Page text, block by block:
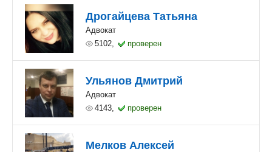
Дрогайцева Татьяна
Адвокат
5102,
проверен
Ульянов Дмитрий
Адвокат
4143,
проверен
Мелков Алексей